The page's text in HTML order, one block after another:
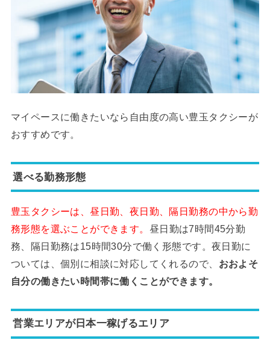
マイペースに働きたいなら自由度の高い豊玉タクシーが
おすすめです。
選べる勤務形態
豊玉タクシーは、昼日勤、夜日勤、隔日勤務の中から勤
務形態を選ぶことができます。 昼日勤は7時間45分勤
務、隔日勤務は15時間30分で働く形態です。夜日勤に
ついては、個別に相談に対応してくれるので、 おおよそ
自分の働きたい時間帯に働くことができます。
営業エリアが日本一稼げるエリア